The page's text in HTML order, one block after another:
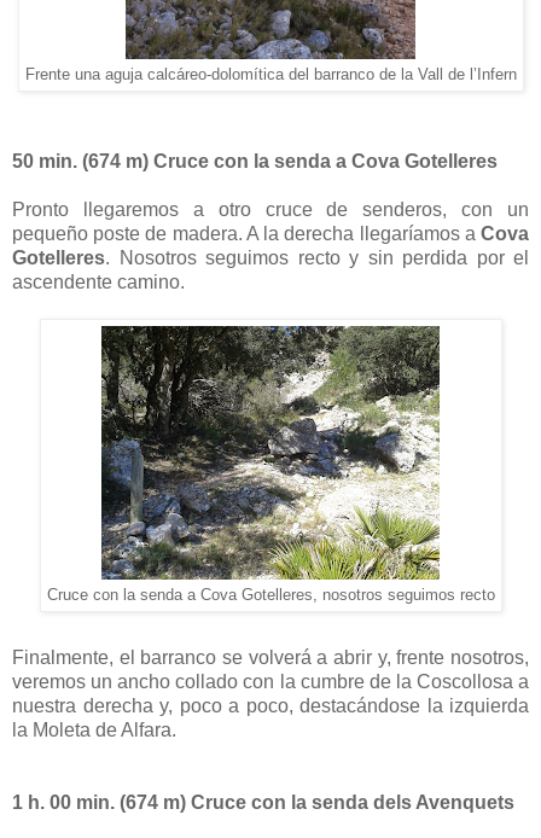
Frente una aguja calcáreo-dolomítica del barranco de la Vall de l’Infern
50 min. (674 m) Cruce con la senda a Cova Gotelleres
Pronto llegaremos a otro cruce de senderos, con un
pequeño poste de madera. A la derecha llegaríamos a Cova
Gotelleres. Nosotros seguimos recto y sin perdida por el
ascendente camino.
Cruce con la senda a Cova Gotelleres, nosotros seguimos recto
Finalmente, el barranco se volverá a abrir y, frente nosotros,
veremos un ancho collado con la cumbre de la Coscollosa a
nuestra derecha y, poco a poco, destacándose la izquierda
la Moleta de Alfara.
1 h. 00 min. (674 m) Cruce con la senda dels Avenquets